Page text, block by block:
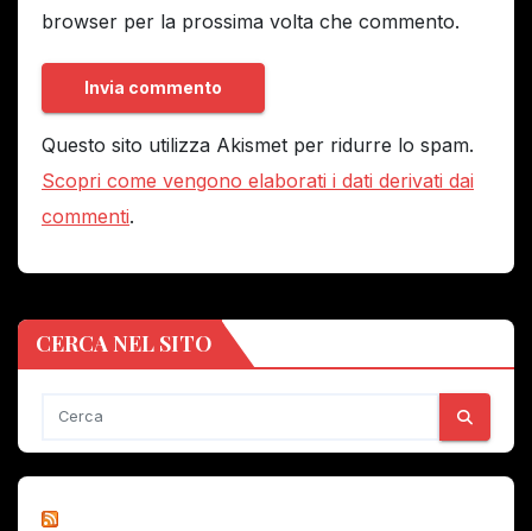
browser per la prossima volta che commento.
Questo sito utilizza Akismet per ridurre lo spam.
Scopri come vengono elaborati i dati derivati dai
commenti.
CERCA NEL SITO